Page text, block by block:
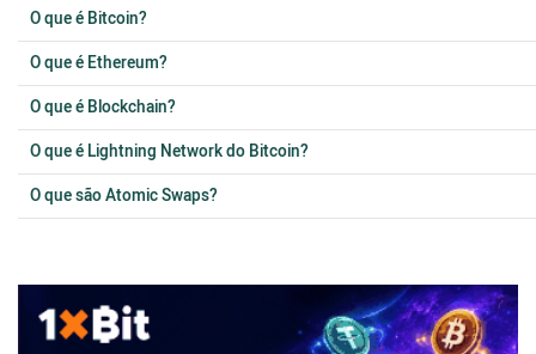
O que é Bitcoin?
O que é Ethereum?
O que é Blockchain?
O que é Lightning Network do Bitcoin?
O que são Atomic Swaps?